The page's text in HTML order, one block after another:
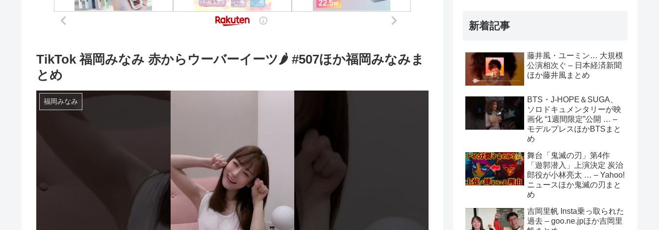
TikTok 福岡みなみ 赤からウーバーイーツ🌶️ #507ほか福岡みなみま
とめ
福岡みなみ
新着記事
藤井風・ユーミン… 大規模
公演相次ぐ – 日本経済新聞
ほか藤井風まとめ
BTS・J-HOPE＆SUGA、
ソロドキュメンタリーが映
画化 “1週間限定”公開 … –
モデルプレスほかBTSまと
め
舞台「鬼滅の刃」第4作
「遊郭潜入」上演決定 炭治
郎役が小林亮太 … – Yahoo!
ニュースほか鬼滅の刃まと
め
吉岡里帆 Insta乗っ取られた
過去 – goo.ne.jpほか吉岡里